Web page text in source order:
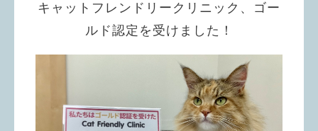
キャットフレンドリークリニック、ゴー
ルド認定を受けました！